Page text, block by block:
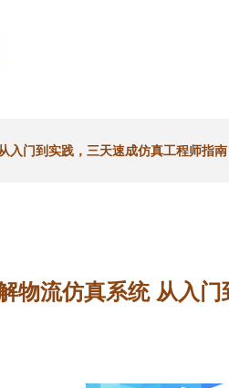
入门到实践，三天速成仿真工程师指南
物流仿真系统 从入